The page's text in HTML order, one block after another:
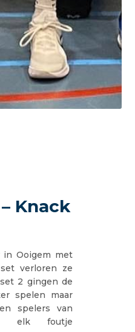
Knack
in Ooigem met
verloren ze
set 2 gingen de
spelen maar
spelers van
elk foutje